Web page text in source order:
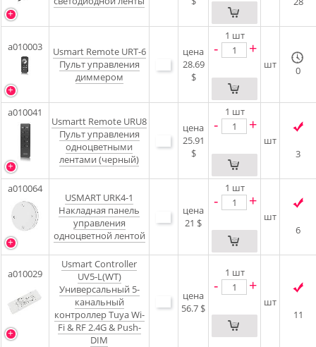
a010003
Usmart Remote URT-6
Пульт управления
диммером
цена
28.69
$
1 шт
- +
шт 0
a010041
Usmartt Remote URU8
Пульт управления
одноцветными
лентами (черный)
цена
25.91
$
1 шт
- +
шт
3
a010064
USMART URK4-1
Накладная панель
управления
одноцветной лентой
цена
21 $
1 шт
- +
шт
6
a010029
Usmart Controller
UV5-L(WT)
Универсальный 5-
канальный
контроллер Tuya Wi-
Fi & RF 2.4G & Push-
DIM
цена
56.7 $
1 шт
- +
шт
11